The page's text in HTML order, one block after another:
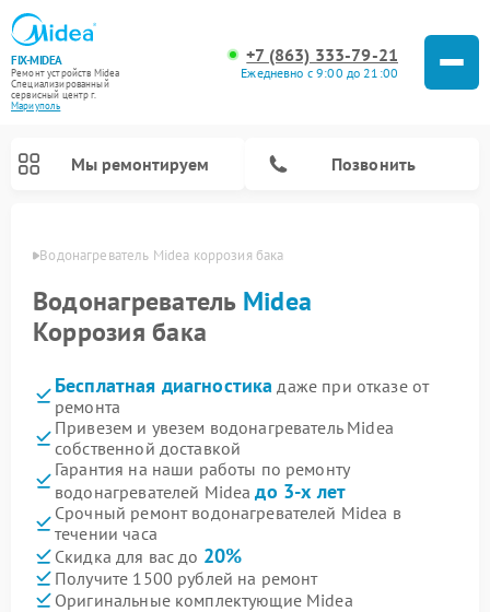
FIX-MIDEA
Ремонт устройств Midea
Специализированный
cервисный центр г.
Мариуполь
+7 (863) 333-79-21
Ежедневно с 9:00 до 21:00
Мы ремонтируем Позвонить
Водонагреватель Midea коррозия бака
Водонагреватель Midea
Коррозия бака
Бесплатная диагностика даже при отказе от
ремонта
Привезем и увезем водонагреватель Midea
собственной доставкой
Гарантия на наши работы по ремонту
водонагревателей Mideaдо 3-х лет
Срочный ремонт водонагревателей Midea в
течении часа
Скидка для вас до 20%
Получите 1500 рублей на ремонт
Оригинальные комплектующие Midea